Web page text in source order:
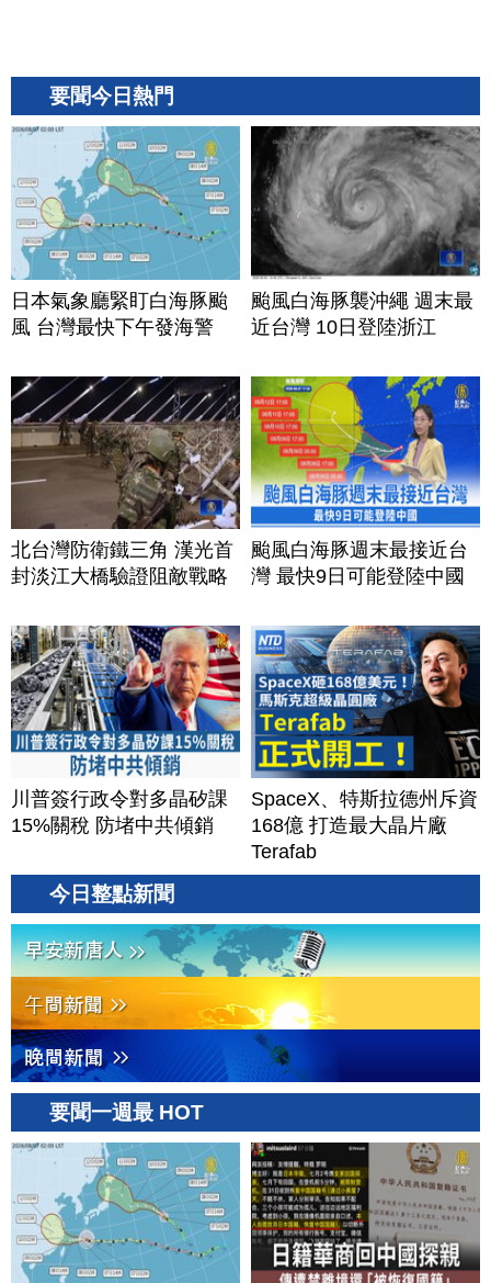
要聞今日熱門
日本氣象廳緊盯白海豚颱
風 台灣最快下午發海警
颱風白海豚襲沖繩 週末最
近台灣 10日登陸浙江
北台灣防衛鐵三角 漢光首
封淡江大橋驗證阻敵戰略
颱風白海豚週末最接近台
灣 最快9日可能登陸中國
川普簽行政令對多晶矽課
15%關稅 防堵中共傾銷
SpaceX、特斯拉德州斥資
168億 打造最大晶片廠
Terafab
今日整點新聞
要聞一週最 HOT